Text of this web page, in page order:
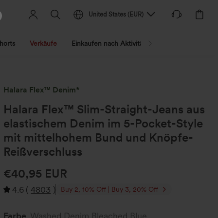
United States ( EUR)
Verkäufe Einkaufen nach Aktivität
Halara Flex™ Denim*
Halara Flex™ Slim-Straight-Jeans aus
elastischem Denim im 5-Pocket-Style
mit mittelhohem Bund und Knöpfe-
Reißverschluss
€40,95 EUR
4.6 ( 4803 ) Buy 2, 10% Off | Buy 3, 20% Off
Farbe Washed Denim Bleached Blue